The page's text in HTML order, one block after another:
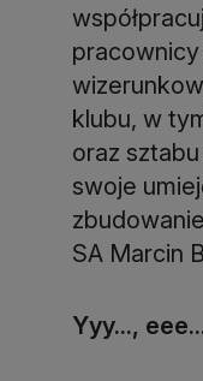
klubu, w
oraz
swoje
SA Marcin
Yyy...,